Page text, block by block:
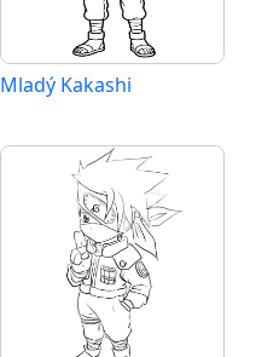
Mladý Kakashi